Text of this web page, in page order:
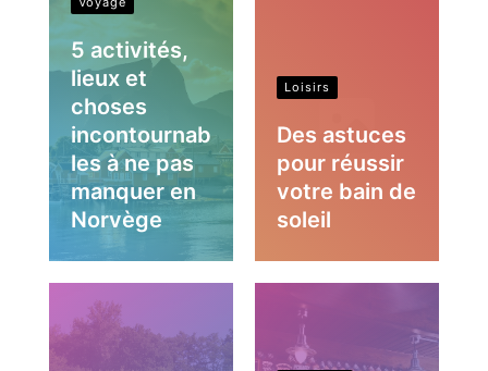
5 activités,
lieux et
choses
incontournab
les à ne pas
manquer en
Norvège
Loisirs
Des astuces
pour réussir
votre bain de
soleil